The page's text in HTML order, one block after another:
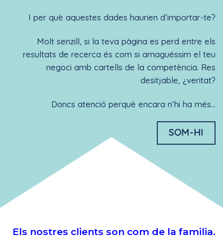
I per què aquestes dades haurien d’importar-te?
Molt senzill, si la teva pàgina es perd entre els
resultats de recerca és com si amaguéssim el teu
negoci amb cartells de la competència. Res
desitjable, ¿veritat?
Doncs atenció perquè encara n’hi ha més…
SOM-HI
Els nostres clients son com de la familia.